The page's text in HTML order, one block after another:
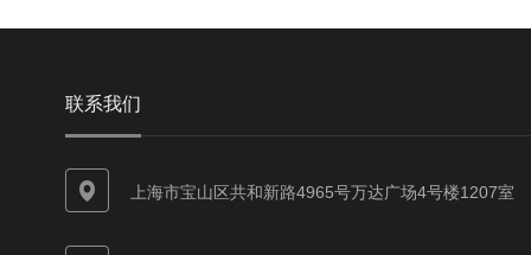
联系我们
上海市宝山区共和新路4965号万达广场4号楼1207室